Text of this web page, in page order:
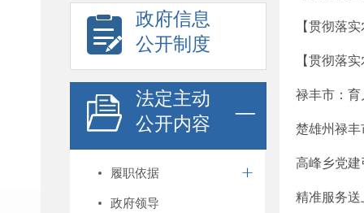
政府信息
公开制度
法定主动
公开内容
履职依据
政府领导
【贯彻落
【贯彻落
禄丰市：
楚雄州禄
高峰乡党
精准服务